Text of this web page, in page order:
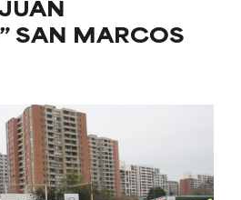
SAN MARCOS